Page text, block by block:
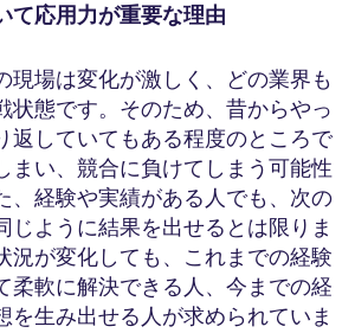
て応用力が重要な理由
現場は変化が激しく、どの業界も
状態です。そのため、昔からやっ
返していてもある程度のところで
まい、競合に負けてしまう可能性
、経験や実績がある人でも、次の
じように結果を出せるとは限りま
況が変化しても、これまでの経験
柔軟に解決できる人、今までの経
を生み出せる人が求められていま